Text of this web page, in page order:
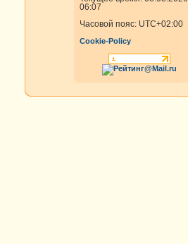
06:07
Часовой пояс: UTC+02:00
Cookie-Policy